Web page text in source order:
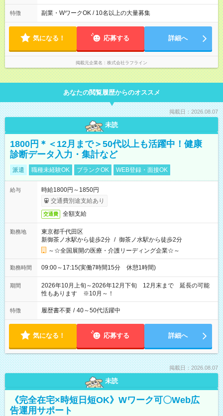
10時～19時 11時～20時 休憩1時間以上！
特徴 副業・WワークOK / 10名以上の大量募集
気になる！ 応募する 詳細へ
掲載元企業名 株式会社ラフライン
あなたの閲覧履歴からのオススメ
掲載日：2026.08.07
未読
1800円＊＜12月まで＞50代以上も活躍中！健康
診断データ入力・集計など
派遣 職種未経験OK ブランクOK WEB登録・面接OK
給与
時給1800円～1850円
交通費別途支給あり
交通費 全額支給
勤務地
東京都千代田区
新御茶ノ水駅から徒歩2分 / 御茶ノ水駅から徒歩2分
～☆全国展開の医療・介護リーディング企業☆～
勤務時間 09:00～17:15(実働7時間15分 休憩1時間)
期間
2026年10月上旬～2026年12月下旬 12月末まで 延長の可能
性もあります ※10月～！
特徴 履歴書不要 / 40～50代活躍中
気になる！ 応募する 詳細へ
掲載日：2026.08.07
未読
《完全在宅×時短日短OK》Wワーク可〇Web広
告運用サポート